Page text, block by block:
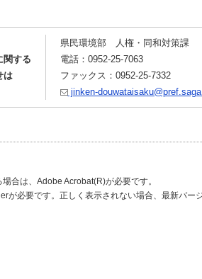
関する
は
県民環境部 人権・同和対策課
電話：0952-25-7063
ファックス：0952-25-7332
jinken-
合は、Adobe Acrobat(R)が必要です。
が必要です。正しく表示されない場合、最新バー